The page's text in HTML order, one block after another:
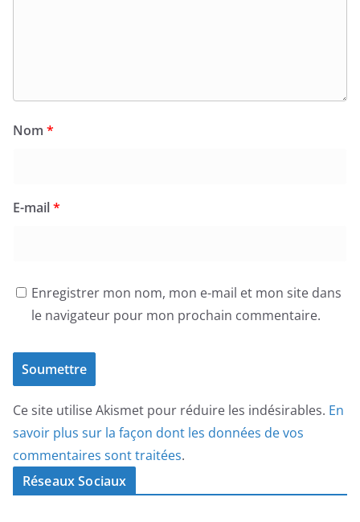
Nom *
E-mail*
Enregistrer mon nom, mon e-mail et mon site dans
le navigateur pour mon prochain commentaire.
Ce site utilise Akismet pour réduire les indésirables. En
savoir plus sur la façon dont les données de vos
commentaires sont traitées.
Réseaux Sociaux